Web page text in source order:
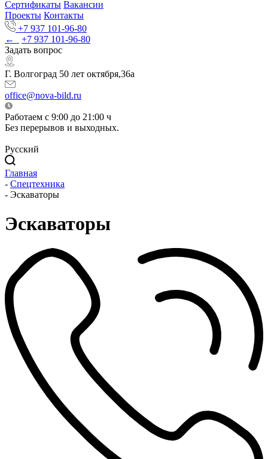
Сертификаты Вакансии
Проекты Контакты
+7 937 101-96-80
←
+7 937 101-96-80
Задать вопрос
Г. Волгоград 50 лет октября,36а
office@nova-bild.ru
Работаем с 9:00 до 21:00 ч
Без перерывов и выходных.
Русский
Главная
- Спецтехника
- Эскаваторы
Эскаваторы